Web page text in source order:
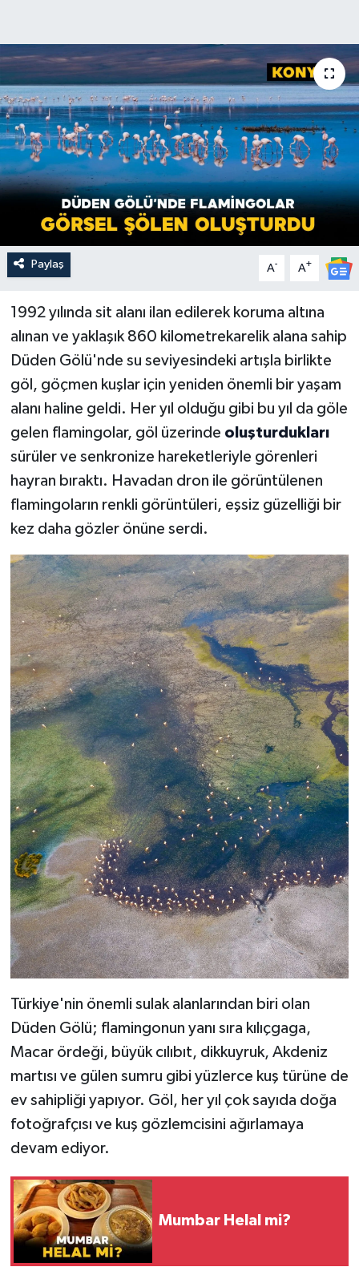
Paylaş A- A+
1992 yılında sit alanı ilan edilerek koruma altına
alınan ve yaklaşık 860 kilometrekarelik alana sahip
Düden Gölü'nde su seviyesindeki artışla birlikte
göl, göçmen kuşlar için yeniden önemli bir yaşam
alanı haline geldi. Her yıl olduğu gibi bu yıl da göle
gelen flamingolar, göl üzerinde oluşturdukları
sürüler ve senkronize hareketleriyle görenleri
hayran bıraktı. Havadan dron ile görüntülenen
flamingoların renkli görüntüleri, eşsiz güzelliği bir
kez daha gözler önüne serdi.
Türkiye'nin önemli sulak alanlarından biri olan
Düden Gölü; flamingonun yanı sıra kılıçgaga,
Macar ördeği, büyük cılıbıt, dikkuyruk, Akdeniz
martısı ve gülen sumru gibi yüzlerce kuş türüne de
ev sahipliği yapıyor. Göl, her yıl çok sayıda doğa
fotoğrafçısı ve kuş gözlemcisini ağırlamaya
devam ediyor.
Mumbar Helal mi?